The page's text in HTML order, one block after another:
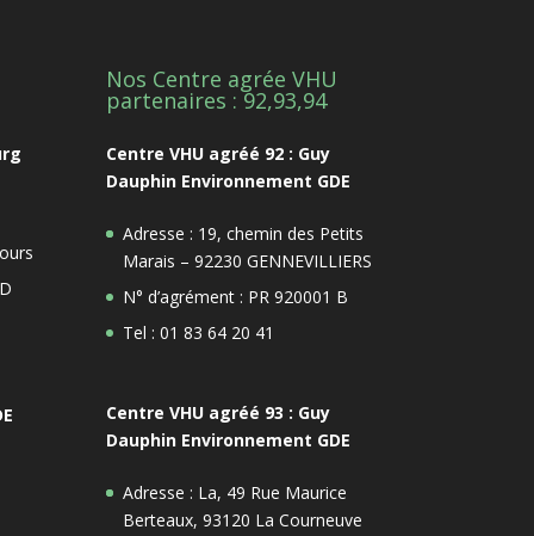
Nos Centre agrée VHU
partenaires : 92,93,94
Centre VHU agréé 92 : Guy
Dauphin Environnement GDE
Adresse : 19, chemin des Petits
Marais – 92230 GENNEVILLIERS
N° d’agrément : PR 920001 B
Tel : 01 83 64 20 41
Centre VHU agréé 93 : Guy
Dauphin Environnement GDE
Adresse : La, 49 Rue Maurice
Berteaux, 93120 La Courneuve